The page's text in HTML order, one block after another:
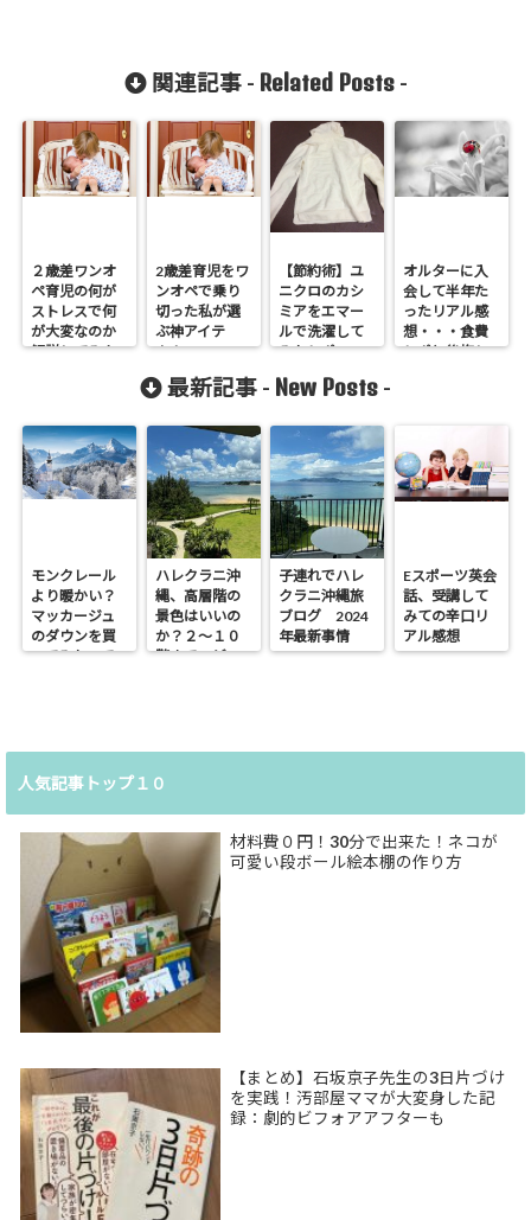
関連記事 - Related Posts-
２歳差ワンオ
ペ育児の何が
ストレスで何
が大変なのか
解説してみよ
2歳差育児をワ
ンオペで乗り
切った私が選
ぶ神アイテ
ム！
【節約術】ユ
ニクロのカシ
ミアをエマー
ルで洗濯して
みたレポ
オルターに入
会して半年た
ったリアル感
想・・・食費
レポと後悔し
最新記事 - New Posts -
モンクレール
より暖かい？
マッカージュ
のダウンを買
ってみたので
ハレクラニ沖
縄、高層階の
景色はいいの
か？２～１０
階までのビュ
子連れでハレ
クラニ沖縄旅
ブログ 2024
年最新事情
Eスポーツ英会
話、受講して
みての辛口リ
アル感想
人気記事トップ１０
材料費０円！30分で出来た！ネコが
可愛い段ボール絵本棚の作り方
【まとめ】石坂京子先生の3日片づけ
を実践！汚部屋ママが大変身した記
録：劇的ビフォアアフターも